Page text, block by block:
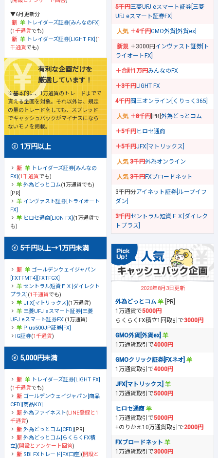
▼6月更新分
トレイダーズ証券[みんなのFX]
(1千通貨でも)
トレイダーズ証券[LIGHT FX] (1
千通貨でも)
有利な企画だけを
厳選しています！
※基本的に、1万通貨のトレードまでで
貰える企画を対象。それ以外は、規定
の量のトレードをしても、スプレッド
でキャッシュバックがマイナスになら
ないモノを掲載。
1万円以上
トレイダーズ証券[みんなの
FX] (1千通貨でも)
外為どっとコム(1万通貨でも)
[PR]
インヴァスト証券[トライオート
FX]
ヒロセ通商[LION FX] (1万通貨で
も)
5千円以上→1万円未満
ゴールデンウェイジャパン
[FXTFMT4][FXTFGX]
セントラル短資ＦＸ[ダイレクト
プラス] (1千通貨でも)
JFX[マトリックス] (1万通貨)
三菱UFJ eスマート証券[三菱
UFJ eスマート証券FX] (1万通貨)
Plus500JP証券[FX]
IG証券(1千通貨)
5,000円未満
トレイダーズ証券[LIGHT FX]
(1千通貨でも)
ゴールデンウェイジャパン[商品
CFD][商品KO]
外為ファイネスト(LINE登録と1
千通貨)
外為どっとコム[CFD] [PR]
外為どっとコム[らくらくFX積
立] (開設とアンケート回答)
SBI FXトレード[FX口座] (開設と
5千円三菱UFJ eスマート証券[三菱
UFJ eスマート証券FX]
＋4千円GMO外貨[外貨ex]
＋3000円 インヴァスト証券[ト
ライオートFX]
＋合計1万円みんなのFX
＋3千円LIGHT FX
4千円岡三オンライン[くりっく365]
＋8千円 [PR] 外為どっとコム
＋5千円ヒロセ通商
＋5千円JFX[マトリックス]
3千円外為オンライン
3千円FXブロードネット
3千円分アイネット証券[ループイフ
ダン]
3千円セントラル短資ＦＸ[ダイレク
トプラス]
2026年8月3日更新
外為どっとコム
[PR]
1万通貨で5000円
らくらくFX積立1回取引で3000円
GMO外貨[外貨ex]
1万通貨取引で4000円
GMOクリック証券[FXネオ]
1万通貨取引で4000円
JFX[マトリックス]
1万通貨取引で5000円
ヒロセ通商
1万通貨取引で5000円
+のりかえ10万通貨取引で2000円
FXブロードネット
1万通貨取引で3000円